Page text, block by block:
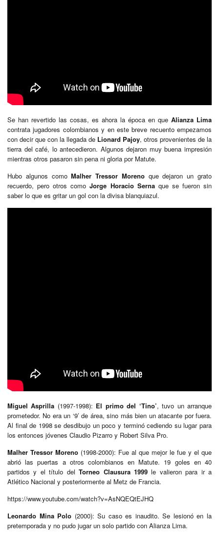
Se han revertido las cosas, es ahora la época en que Alianza Lima
contrata jugadores colombianos y en este breve recuento empezamos
con decir que con la llegada de Lionard Pajoy, otros provenientes de la
tierra del café, lo antecedieron. Algunos dejaron muy buena impresión
mientras otros pasaron sin pena ni gloria por Matute.
Hubo algunos comoMalher Tressor Morenoque dejaron un grato
recuerdo, pero otros como Jorge Horacio Sernaque se fueron sin
saber lo que es gritar un gol con la divisa blanquiazul.
Miguel Asprilla (1997-1998): El primo del ‘Tino’, tuvo un arranque
prometedor. No era un ‘9’ de área, sino más bien un atacante por fuera.
Al final de 1998 se desdibujo un poco y terminó cediendo su lugar para
los entonces jóvenes Claudio Pizarro y Robert Silva Pro.
Malher Tressor Moreno (1998-2000): Fue al que mejor le fue y el que
abrió las puertas a otros colombianos en Matute. 19 goles en 40
partidos y el título del Torneo Clausura 1999le valieron para ir a
Atlético Nacional y posteriormente al Metz de Francia.
https://www.youtube.com/watch?v=AsNQEQtEJHQ
Leonardo Mina Polo (2000): Su caso es inaudito. Se lesionó en la
pretemporada y no pudo jugar un solo partido con Alianza Lima.